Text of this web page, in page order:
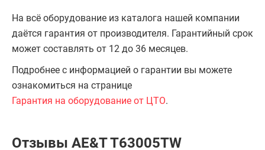
На всё оборудование из каталога нашей компании
даётся гарантия от производителя. Гарантийный срок
может составлять от 12 до 36 месяцев.
Подробнее с информацией о гарантии вы можете
ознакомиться на странице
Гарантия на оборудование от ЦТО.
Отзывы AE&T T63005TW